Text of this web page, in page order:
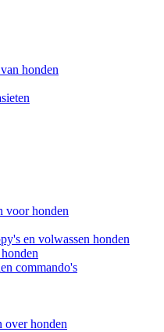
honden
voor honden
en volwassen honden
commando's
honden